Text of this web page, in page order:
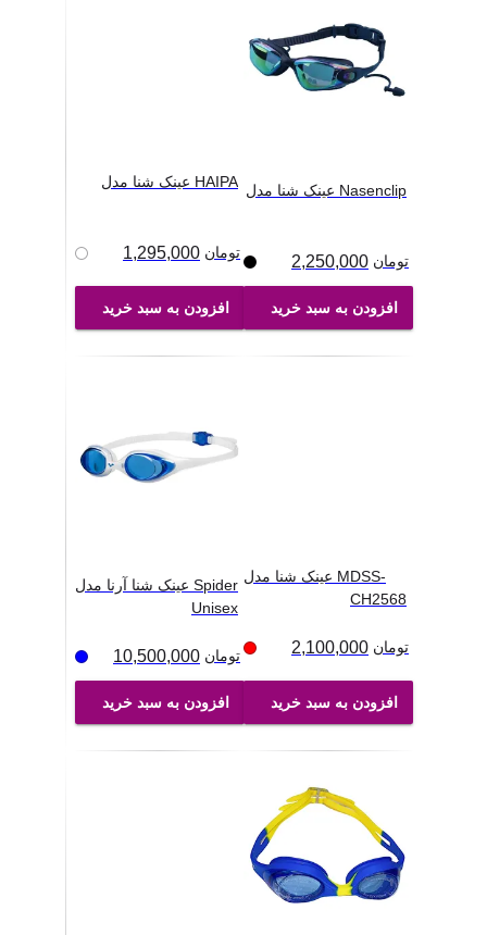
عینک شنا مدل HAIPA
1,295,000 تومان
افزودن به سبد خرید
عینک شنا مدل Nasenclip
2,250,000 تومان
افزودن به سبد خرید
عینک شنا آرنا مدل Spider
Unisex
10,500,000 تومان
افزودن به سبد خرید
عینک شنا مدل MDSS-
CH2568
2,100,000 تومان
افزودن به سبد خرید